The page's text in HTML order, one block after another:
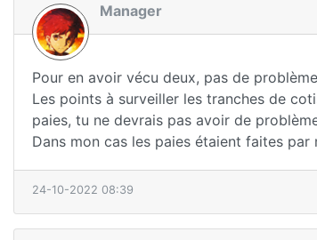
Manager
Pour en avoir vécu deux, pas de
Les points à surveiller les tranches de
paies, tu ne devrais pas avoir de
Dans mon cas les paies étaient faites
24-10-2022 08:39